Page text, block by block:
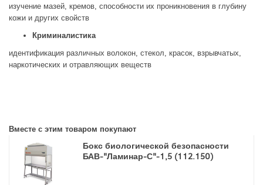
изучение мазей, кремов, способности их проникновения в глубину
кожи и других свойств
Криминалистика
идентификация различных волокон, стекол, красок, взрывчатых,
наркотических и отравляющих веществ
Вместе с этим товаром покупают
Бокс биологической безопасности
БАВ-"Ламинар-С"-1,5 (112.150)